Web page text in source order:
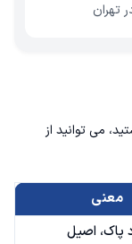
تهران
می توانید از
معنی
پاک، اصیل